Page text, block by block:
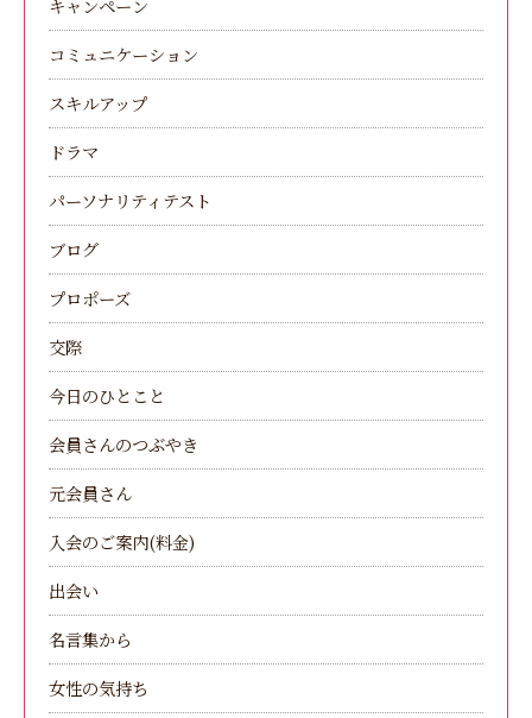
キャンペーン
コミュニケーション
スキルアップ
ドラマ
パーソナリティテスト
ブログ
プロポーズ
交際
今日のひとこと
会員さんのつぶやき
元会員さん
入会のご案内(料金)
出会い
名言集から
女性の気持ち